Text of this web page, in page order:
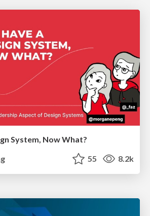
System, Now What?
55 8.2k